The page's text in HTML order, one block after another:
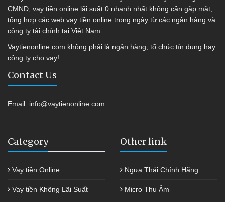
CMND, vay tiền online lãi suất 0 nhanh nhất không cần gặp mặt,
tổng hợp các web vay tiền online trong ngày từ các ngân hàng và
công ty tài chính tại Việt Nam
Vaytienonline.com không phải là ngân hàng, tổ chức tín dụng hay
công ty cho vay!
Contact Us
Email: info@vaytienonline.com
Category
Vay tiền Online
Vay tiền Không Lãi Suất
Other link
Ngựa Thái Chính Hãng
Micro Thu Âm